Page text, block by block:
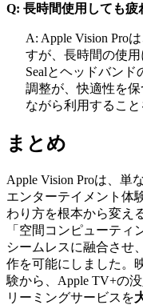
Q: 長時間使用しても疲
A: Apple Vision Pro
すが、長時間の使
Sealとヘッドバン
調整が、快適性を
ながら利用すること
まとめ
Apple Vision Proは、単
エンターテイメント体
わり方を根本から変え
「空間コンピューティ
シームレスに融合させ
作を可能にしました。
験から、Apple TV+の
リーミングサービスを